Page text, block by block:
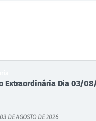
uma pauta de seis
Extraordinária Dia 03/
DE AGOSTO DE 2026